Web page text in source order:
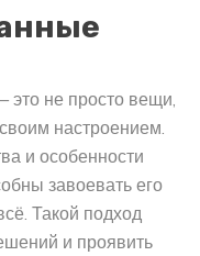
не просто вещи,
настроением.
и особенности
завоевать его
Такой подход
и проявить